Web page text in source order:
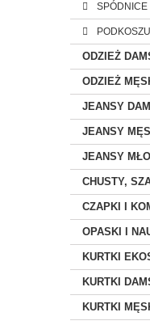
SPÓDNICE
ODZIEŻ
ODZIEŻ
JEANSY
JEANSY
JEANSY
CHUSTY,
CZAPKI I
OPASKI I
KURTKI
KURTKI
KURTKI